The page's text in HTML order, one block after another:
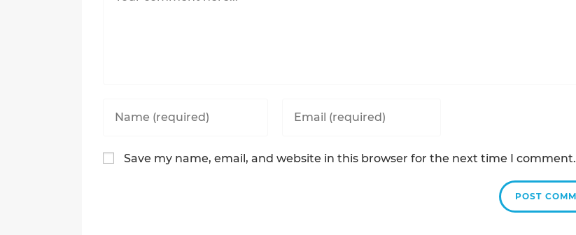
your
username
your
to
Save my name, email, and website in this browser for the next time I comment.